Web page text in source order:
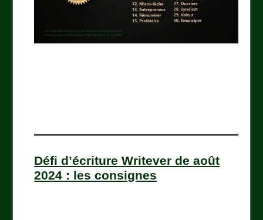
Défi d’écriture Writever de août
2024 : les consignes